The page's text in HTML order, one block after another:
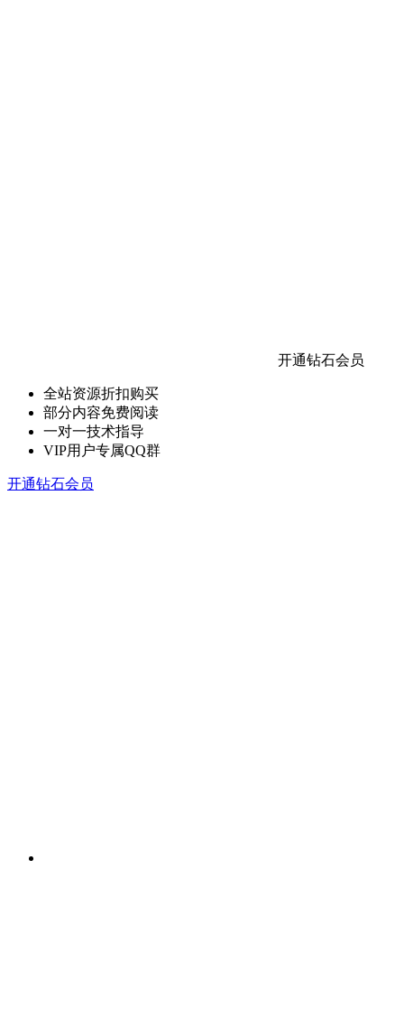
开通钻石会员
全站资源折扣购买
部分内容免费阅读
一对一技术指导
VIP用户专属QQ群
开通钻石会员